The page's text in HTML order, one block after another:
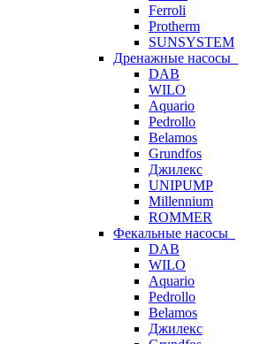
Ferroli
Protherm
SUNSYSTEM
Дренажные насосы
DAB
WILO
Aquario
Pedrollo
Belamos
Grundfos
Джилекс
UNIPUMP
Millennium
ROMMER
Фекальные насосы
DAB
WILO
Aquario
Pedrollo
Belamos
Джилекс